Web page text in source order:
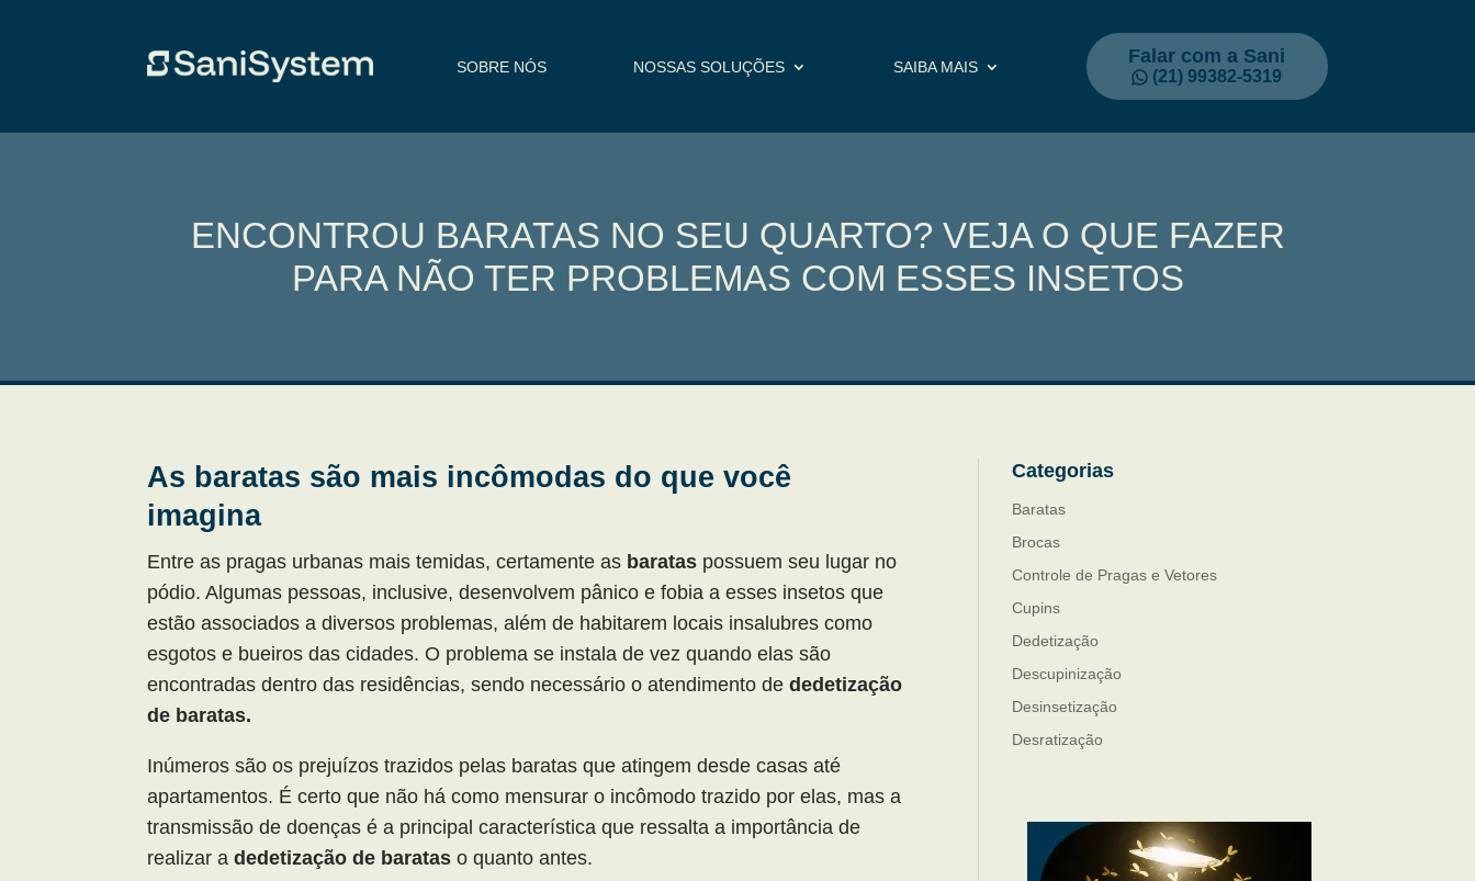
SOBRE NÓS NOSSAS SOLUÇÕES SAIBA MAIS Falar com a Sani
(21) 99382-5319
ENCONTROU BARATAS NO SEU QUARTO? VEJA O QUE FAZER
PARA NÃO TER PROBLEMAS COM ESSES INSETOS
As baratas são mais incômodas do que você
imagina
Entre as pragas urbanas mais temidas, certamente as baratas possuem seu lugar no
pódio. Algumas pessoas, inclusive, desenvolvem pânico e fobia a esses insetos que
estão associados a diversos problemas, além de habitarem locais insalubres como
esgotos e bueiros das cidades. O problema se instala de vez quando elas são
encontradas dentro das residências, sendo necessário o atendimento dededetização
de baratas.
Inúmeros são os prejuízos trazidos pelas baratas que atingem desde casas até
apartamentos. É certo que não há como mensurar o incômodo trazido por elas, mas a
transmissão de doenças é a principal característica que ressalta a importância de
realizar adedetização de baratas o quanto antes.
Categorias
Baratas
Brocas
Controle de Pragas e Vetores
Cupins
Dedetização
Descupinização
Desinsetização
Desratização
Mosquitos
Percevejo de Cama